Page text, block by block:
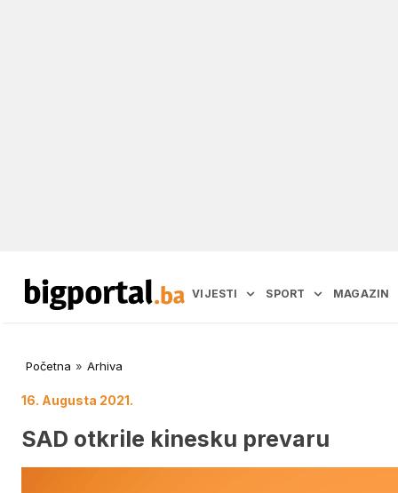
VIJESTI SPORT MAGAZIN
Početna » Arhiva
16. Augusta 2021.
SAD otkrile kinesku prevaru